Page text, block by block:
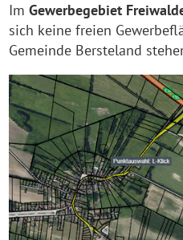
ImGewerbegebiet
sich keine freien
Gemeinde Bersteland